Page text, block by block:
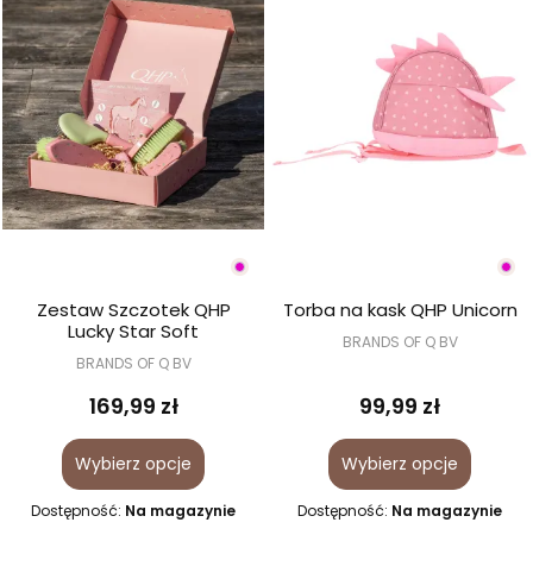
Zestaw Szczotek QHP
Lucky Star Soft
BRANDS OF Q BV
169,99 zł
Wybierz opcje
Dostępność: Na magazynie
Torba na kask QHP Unicorn
BRANDS OF Q BV
99,99 zł
Wybierz opcje
Dostępność: Na magazynie